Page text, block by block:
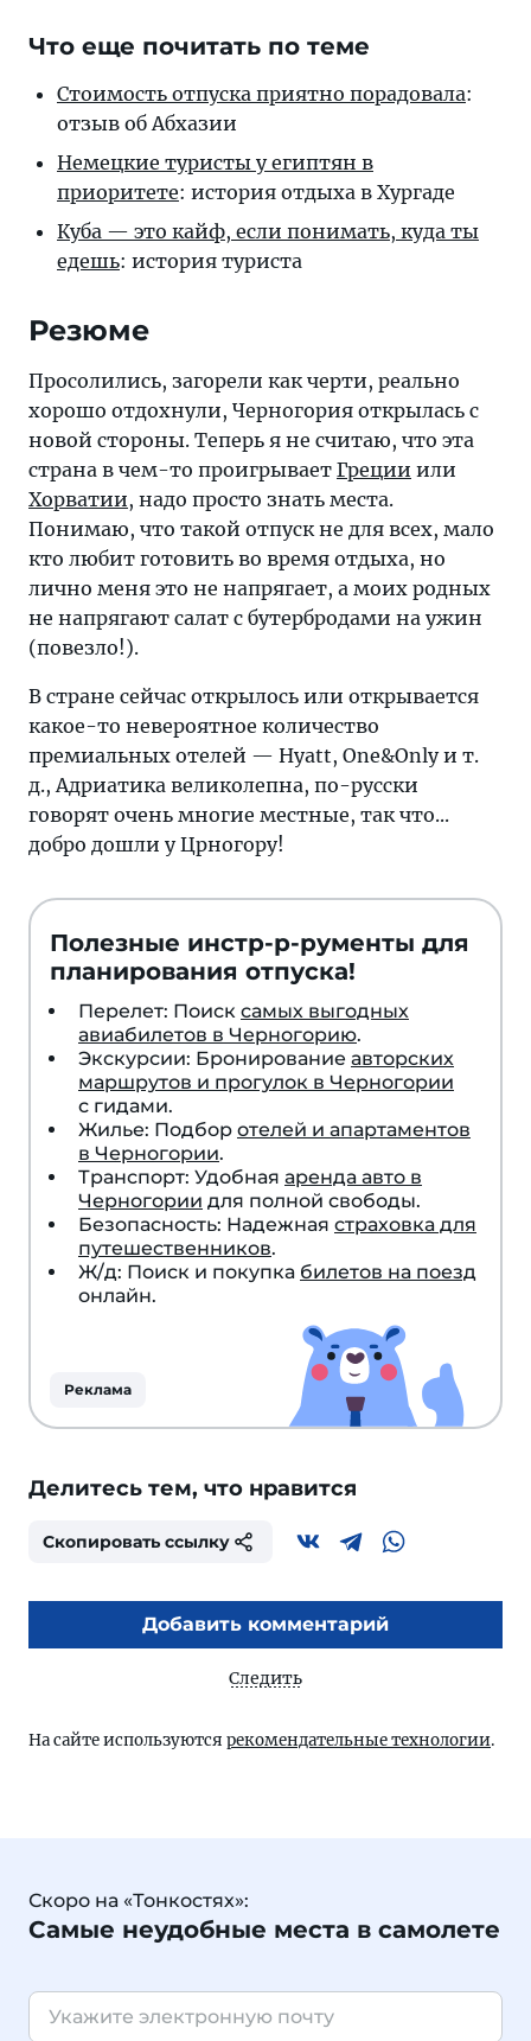
Что еще почитать по теме
Стоимость отпуска приятно порадовала:
отзыв об Абхазии
Немецкие туристы у египтян в
приоритете: история отдыха в Хургаде
Куба — это кайф, если понимать, куда ты
едешь: история туриста
Резюме
Просолились, загорели как черти, реально
хорошо отдохнули, Черногория открылась с
новой стороны. Теперь я не считаю, что эта
страна в чем-то проигрывает Греции или
Хорватии, надо просто знать места.
Понимаю, что такой отпуск не для всех, мало
кто любит готовить во время отдыха, но
лично меня это не напрягает, а моих родных
не напрягают салат с бутербродами на ужин
(повезло!).
В стране сейчас открылось или открывается
какое-то невероятное количество
премиальных отелей — Hyatt, One&Only и т.
д., Адриатика великолепна, по-русски
говорят очень многие местные, так что...
добро дошли у Црногору!
Полезные инстр-р-рументы для
планирования отпуска!
Перелет: Поиск самых выгодных
авиабилетов в Черногорию.
Экскурсии: Бронирование авторских
маршрутов и прогулок в Черногории
с гидами.
Жилье: Подбор отелей и апартаментов
в Черногории.
Транспорт: Удобная аренда авто в
Черногории для полной свободы.
Безопасность: Надежная страховка для
путешественников.
Ж/д: Поиск и покупка билетов на поезд
онлайн.
Реклама
Делитесь тем, что нравится
Скопировать ссылку
Добавить комментарий
Следить
На сайте используются рекомендательные технологии.
Скоро на «Тонкостях»:
Самые неудобные места в самолете